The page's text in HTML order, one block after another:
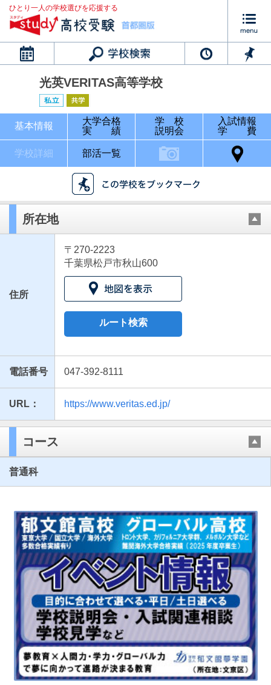
ひとり一人の学校選びを応援する
カレンダー
ブックマークした学校
光英VERITAS高等学校
基本情報
大学合格
実 績
学 校
説明会
入試情報
学 費
学校詳細 部活一覧
所在地
住所
〒270-2223
千葉県松戸市秋山600
ルート検索
電話番号 047-392-8111
URL： https://www.veritas.ed.jp/
コース
普通科